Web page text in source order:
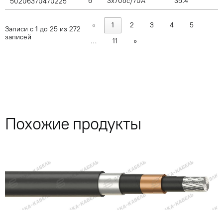
Записи с 1 до 25 из 272
записей
« 1 2 3 4
5
…
11 »
Похожие продукты